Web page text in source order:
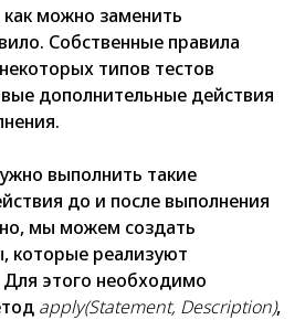
можно заменить
Собственные правила
типов тестов
дополнительные действия
выполнить такие
до и после выполнения
мы можем создать
которые реализуют
Для этого необходимо
apply(Statement, Description),